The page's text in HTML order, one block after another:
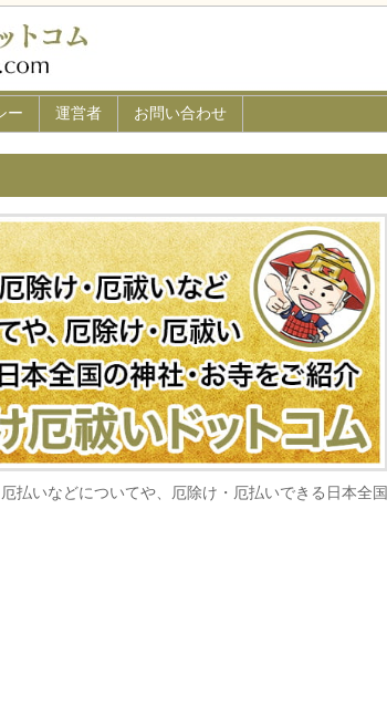
払いなどについてや、厄除け・厄払いできる日本全国
ー 運営者 お問い合わせ